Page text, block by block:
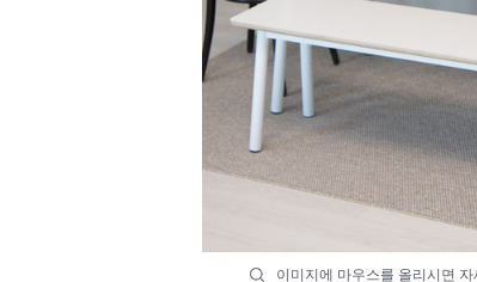
이미지에 마우스를 올리시면